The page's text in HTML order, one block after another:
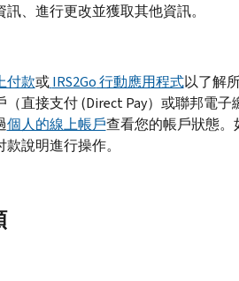
、進行更改並獲取其他資訊。
付款或 IRS2Go行動應用程式以了解
（直接支付 (Direct Pay）或聯邦電子
個人的線上帳戶查看您的帳戶狀態。
說明進行操作。